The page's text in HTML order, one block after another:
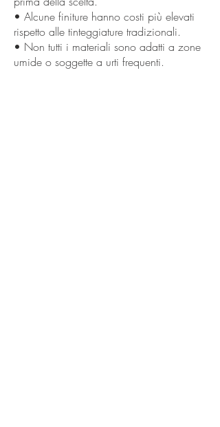
• Alcune finiture hanno costi più elevati
rispetto alle tinteggiature tradizionali.
• Non tutti i materiali sono adatti a zone
umide o soggette a urti frequenti.